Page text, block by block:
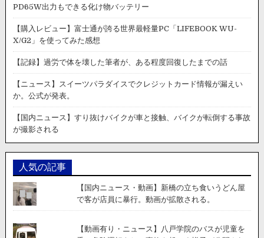
PD65W出力もできる化け物バッテリー
【購入レビュー】富士通が誇る世界最軽量PC「LIFEBOOK WU-
X/G2」を使ってみた感想
【記録】過労で体を壊した筆者が、ある程度回復したまでの話
【ニュース】スイーツパラダイスでクレジットカード情報が漏えい
か。公式が発表。
【国内ニュース】すり抜けバイクが車と接触、バイクが転倒する事故
が撮影される
人気の記事
【国内ニュース・動画】新橋の立ち食いうどん屋
で客が店員に暴行。動画が拡散される。
【動画有り・ニュース】八戸学院のバスが児童を